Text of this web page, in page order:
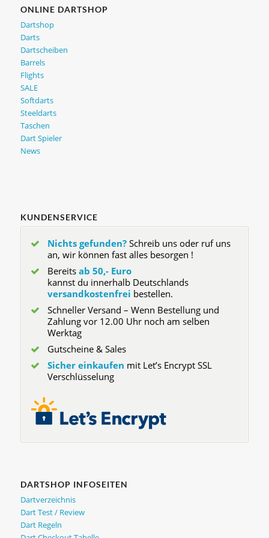
ONLINE DARTSHOP
Dartshop
Darts
Dartscheiben
Barrels
Flights
SALE
Softdarts
Steeldarts
Taschen
Dart Spieler
News
KUNDENSERVICE
Nichts gefunden?Schreib uns oder ruf uns
an, wir können fast alles besorgen !
Bereits ab 50,- Euro
kannst du innerhalb Deutschlands
versandkostenfrei bestellen.
Schneller Versand – Wenn Bestellung und
Zahlung vor 12.00 Uhr noch am selben
Werktag
Gutscheine & Sales
Sicher einkaufen mit Let’s Encrypt SSL
Verschlüsselung
DARTSHOP INFOSEITEN
Dartverzeichnis
Dart Test / Review
Dart Regeln